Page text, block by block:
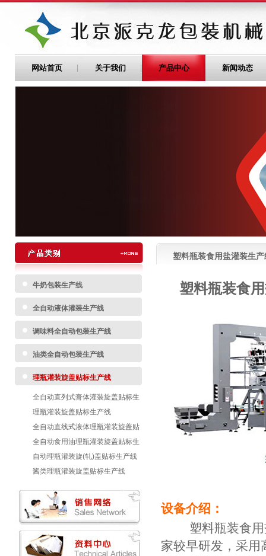
网站首页 关于我们 产品中心 新闻动态
牛奶包装生产线
全自动液体灌装生产线
调味料全自动包装生产线
油类全自动包装生产线
理瓶灌装旋盖贴标生产线
全自动直列式膏体灌装旋盖贴标生
产线
理瓶灌装旋盖贴标生产线
全自动直线式液体理瓶灌装旋盖贴
标生产线
全自动食用油理瓶灌装旋盖贴标生
产线
自动理瓶灌装旋(轧)盖贴标生产线
酱类理瓶灌装旋盖贴标生产线
塑料瓶装食用盐灌装生
塑料瓶装食
设备介绍：
塑料瓶装食用盐
家较早研发，采用